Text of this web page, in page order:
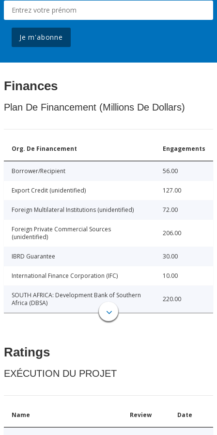
Je m'abonne
Finances
Plan De Financement (Millions De Dollars)
Org. De Financement Engagements
Borrower/Recipient 56.00
Export Credit (unidentified) 127.00
Foreign Multilateral Institutions (unidentified) 72.00
Foreign Private Commercial Sources
(unidentified)
206.00
IBRD Guarantee 30.00
International Finance Corporation (IFC) 10.00
SOUTH AFRICA: Development Bank of Southern
Africa (DBSA)
220.00
Ratings
EXÉCUTION DU PROJET
Name Review Date